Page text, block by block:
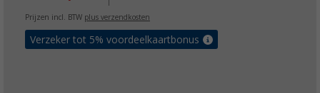
Prijzen incl. BTW plus verzendkosten
Verzeker tot 5% voordeelkaartbonus